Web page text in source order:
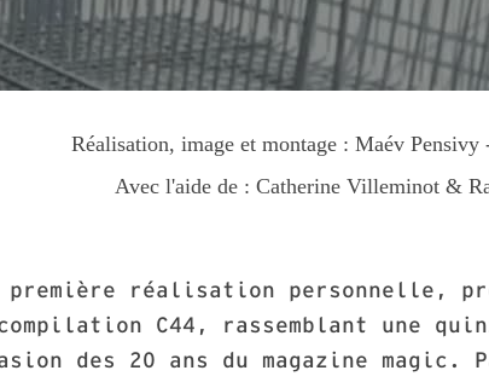
Réalisation, image et montage : Maév Pensivy
Avec l'aide de : Catherine Villeminot &
première réalisation
C44, rassemblant une
des 20 ans du magazine